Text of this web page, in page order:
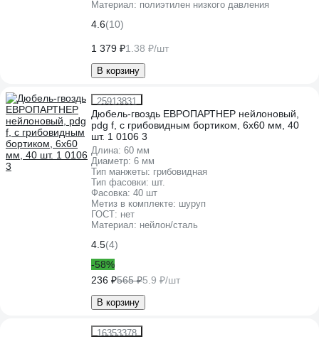
Материал: полиэтилен низкого давления
4.6(10)
1 379 ₽1.38 ₽/шт
В корзину
25913831
Дюбель-гвоздь ЕВРОПАРТНЕР нейлоновый,
pdg f, с грибовидным бортиком, 6x60 мм, 40
шт. 1 0106 3
Длина: 60 мм
Диаметр: 6 мм
Тип манжеты: грибовидная
Тип фасовки: шт.
Фасовка: 40 шт
Метиз в комплекте: шуруп
ГОСТ: нет
Материал: нейлон/сталь
4.5(4)
-58%
236 ₽565 ₽5.9 ₽/шт
В корзину
16353378